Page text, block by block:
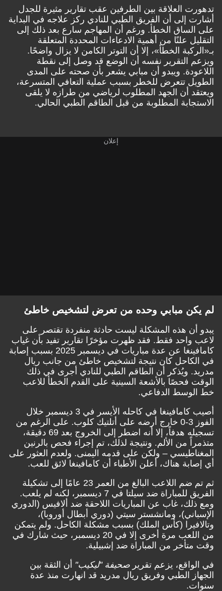
تدهورت العلاقة بين الطرفين عقب تقارير مثيرة للجدل
أشارت إلى أن الفريق الطبي للنادي ركز علاجه في البداية
على الساق الخطأ. ورغم أن المهاجم سارع بعد ذلك إلى
التقليل علنًا من أهمية الادعاءات المحددة المتعلقة
بـ«الركبة الخطأ»، إلا أن التوتر الكامن لا يزال واضحًا.
ويزعم التقرير نفسه أن الوضع قد وصل إلى نقطة
اللاعودة. ويبدو أن مبابي يشعر بأن صحته على المدى
الطويل تتعرض للخطر بسبب عملية التعافي المتسرعة،
ويعتقد أن الجهد المطلوب لرياضي من طرازه لا يلقى
الاستجابة المطلوبة من قبل الطاقم الطبي الحالي.
لم يكن مبابي وحده من تعرض لتشخيص خاطئ
يبدو أن هذه المشكلة ليست حادثة منفردة تقتصر على
لاعب واحد فقط. فقد ظهرت مؤخرًا تقارير تفيد بأن غياب
كامافينغا عن عدة مباريات في ديسمبر 2025 بسبب إصابة
في الكاحل كان نتيجة لتشخيص خاطئ من جانب ريال
مدريد. ويُذكر أن الطاقم الطبي للنادي أجرى في ذلك
الوقت فحصًا بالأشعة السينية على القدم الخطأ للاعب
خط الوسط الدفاعي.
أصيب كامافينغا في كاحله الأيسر في 3 ديسمبر خلال
الفوز 3-0 خارج أرضه على أتلتيك كلوب. على الرغم من
تسجيله هدفاً، إلا أنه اضطر إلى الخروج بعد 69 دقيقة،
متذمراً من الألم. ونتيجة لذلك، تم إجراء فحص بالرنين
المغناطيسي – ولكن على قدمه اليمنى. ولعدم العثور على
أي إصابة هناك، أعلن الأطباء أن كامافينغا لائق للعب.
ثم تم ضم اللاعب البالغ من العمر 23 عامًا إلى تشكيلة
الفريق للمباراة ضد سيلتا في 7 ديسمبر، لكنه لم يلعب.
ومع ذلك، غاب عن المباريات اللاحقة ضد ألافيس (الدوري
الإسباني)، ومانشستر سيتي (دوري أبطال أوروبا)،
وتالافيرا (كأس الملك) بسبب مشكلة الكاحل. ولم يتمكن
من اللعب مرة أخرى إلا في 20 ديسمبر، حيث شارك في
وقت متأخر من المباراة ضد إشبيلية.
في الواقع، يزعم تقرير صحيفة "ليكيب" أن الثقة بين
الجهاز الطبي وفريق ريال مدريد قد انهارت منذ عدة
سنوات.